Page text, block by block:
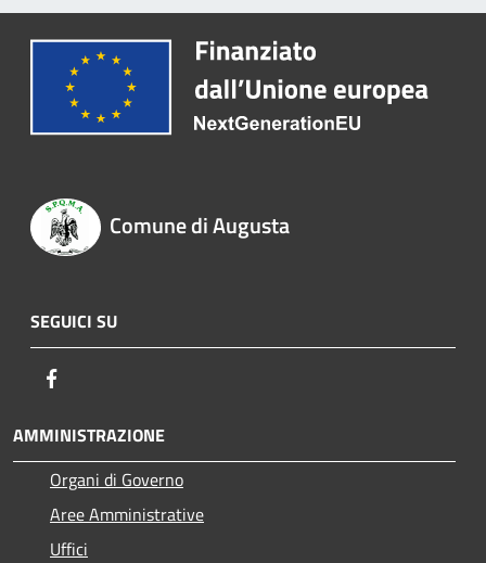
Comune di Augusta
SEGUICI SU
AMMINISTRAZIONE
Organi di Governo
Aree Amministrative
Uffici